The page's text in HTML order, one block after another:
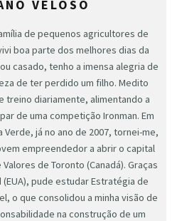
VELOSO
de pequenos agricultores de
boa parte dos melhores dias da
casado, tenho a imensa alegria de
de ter perdido um filho. Medito
treino diariamente, alimentando a
de uma competição Ironman. Em
Verde, já no ano de 2007, tornei-me,
empreendedor a abrir o capital
de Toronto (Canadá). Graças
pude estudar Estratégia de
o que consolidou a minha visão de
na construção de um